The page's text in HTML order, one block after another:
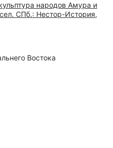
народов Амура и
СПб.: Нестор-История,
Востока